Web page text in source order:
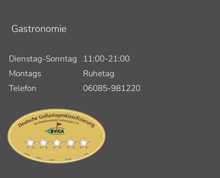
Gastronomie
Dienstag-Sonntag
11:00-21:00
Montags
Ruhetag
Telefon
06085-981220